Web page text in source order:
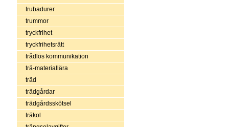
trubadurer
trummor
tryckfrihet
tryckfrihetsrätt
trådlös kommunikation
trä-materiallära
träd
trädgårdar
trädgårdsskötsel
träkol